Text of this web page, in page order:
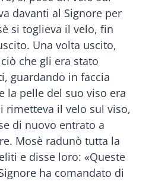
davanti al Signore per
si toglieva il velo, fin
Una volta uscito,
che gli era stato
guardando in faccia
la pelle del suo viso era
rimetteva il velo sul viso,
di nuovo entrato a
Mosè radunò tutta la
e disse loro: «Queste
ha comandato di